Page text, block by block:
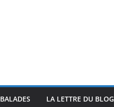
BALADES LA LETTRE DU BLOG